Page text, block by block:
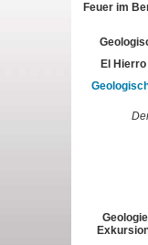
Feuer im
El